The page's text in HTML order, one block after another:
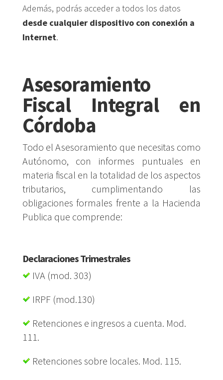
Además, podrás acceder a todos los datos
desde cualquier dispositivo con conexión a
Internet.
Asesoramiento
Fiscal Integral en
Córdoba
Todo el Asesoramiento que necesitas como
Autónomo, con informes puntuales en
materia fiscal en la totalidad de los aspectos
tributarios, cumplimentando las
obligaciones formales frente a la Hacienda
Publica que comprende:
Declaraciones Trimestrales
IVA (mod. 303)
IRPF (mod.130)
Retenciones e ingresos a cuenta. Mod.
111.
Retenciones sobre locales. Mod. 115.